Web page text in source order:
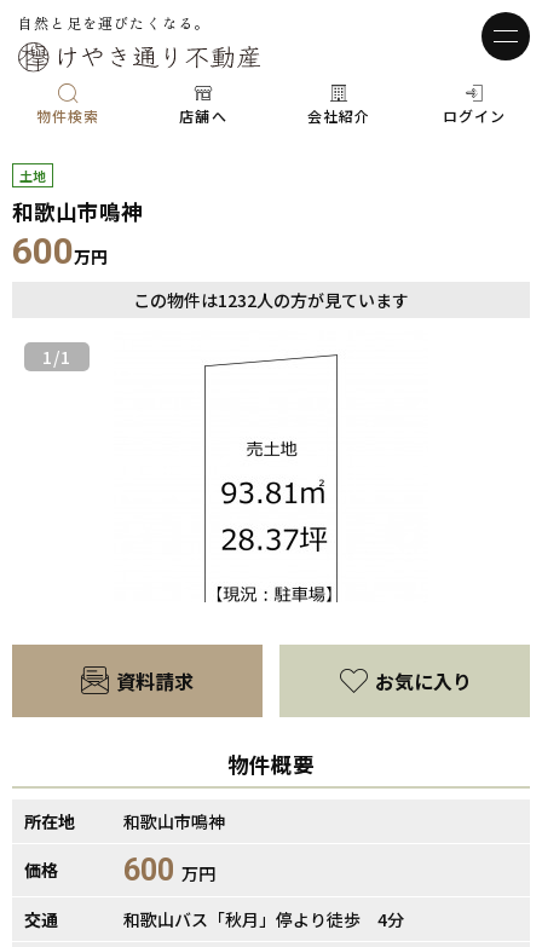
自然と足を運びたくなる。
物件検索 店舗へ 会社紹介 ログイン
土地
和歌山市鳴神
600万円
この物件は1232人の方が見ています
1/1
資料請求 お気に入り
物件概要
所在地
和歌山市鳴神
価格
600 万円
交通
和歌山バス「秋月」停より徒歩 4分